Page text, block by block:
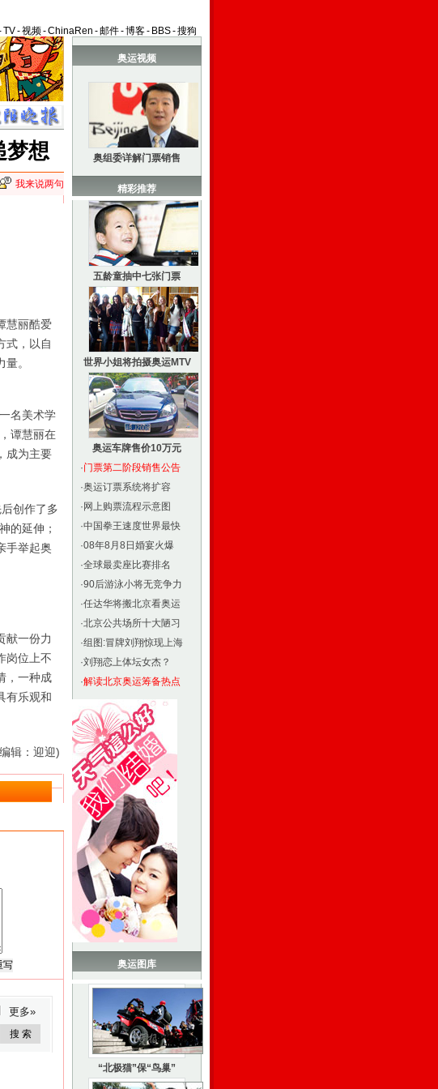
TV-视频-ChinaRen -邮件-博客- BBS-搜狗
梦想
我来说两句
慧丽酷爱
式，以自
。
名美术学
谭慧丽在
成为主要
创作了多
的延伸；
手举起奥
献一份力
岗位上不
，一种成
有乐观和
辑：迎迎)
更多»
奥运视频
奥组委详解门票销售
精彩推荐
五龄童抽中七张门票
世界小姐将拍摄奥运MTV
奥运车牌售价10万元
·门票第二阶段销售公告
·奥运订票系统将扩容
· 网上购票流程示意图
·中国拳王速度世界最快
·08年8月8日婚宴火爆
·全球最卖座比赛排名
·90后游泳小将无竞争力
·任达华将搬北京看奥运
·北京公共场所十大陋习
·组图:冒牌刘翔惊现上海
·刘翔恋上体坛女杰？
·解读北京奥运筹备热点
奥运图库
“北极猫”保“鸟巢”